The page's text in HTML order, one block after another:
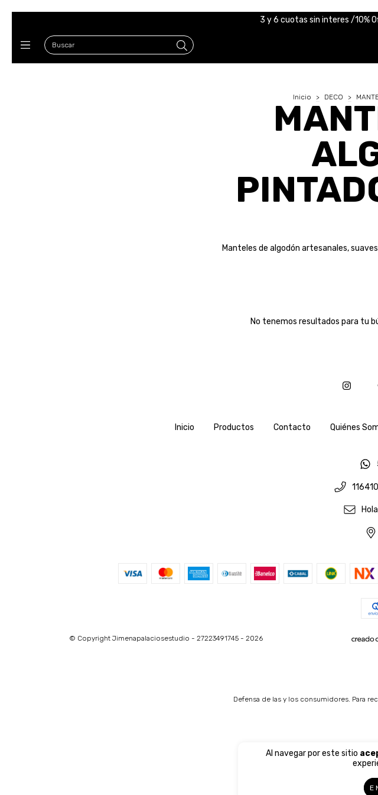
3 y 6 cuotas sin interes /10%
Al navegar por este sitio
Inicio > DECO >
Manteles de algodón artesanales,
No tenemos resultados para tu
Inicio Productos Contacto Quiénes
© Copyright Jimenapalaciosestudio - 27223491745 - 2026
Defensa de las y los consumidores. Para